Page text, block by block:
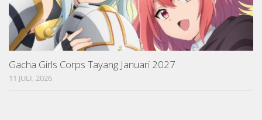
Gacha Girls Corps Tayang Januari 2027
11 JULI, 2026